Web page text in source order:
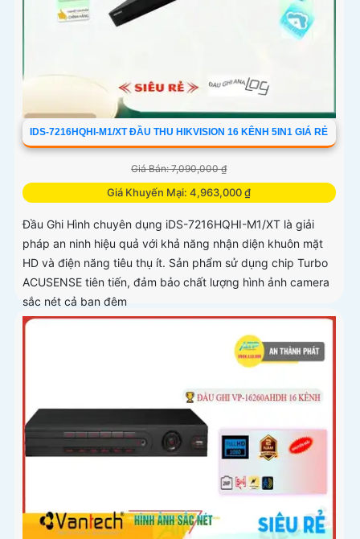
IDS-7216HQHI-M1/XT ĐẦU THU HIKVISION 16 KÊNH 5IN1 GIÁ RẺ
Giá Bán: 7,090,000 ₫
Giá Khuyến Mại: 4,963,000 ₫
Đầu Ghi Hình chuyên dụng iDS-7216HQHI-M1/XT là giải
pháp an ninh hiệu quả với khả năng nhận diện khuôn mặt
HD và điện năng tiêu thụ ít. Sản phẩm sử dụng chip Turbo
ACUSENSE tiên tiến, đảm bảo chất lượng hình ảnh camera
sắc nét cả ban đêm